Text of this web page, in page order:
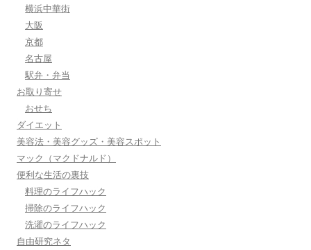
横浜中華街
大阪
京都
名古屋
駅弁・弁当
お取り寄せ
おせち
ダイエット
美容法・美容グッズ・美容スポット
マック（マクドナルド）
便利な生活の裏技
料理のライフハック
掃除のライフハック
洗濯のライフハック
自由研究ネタ